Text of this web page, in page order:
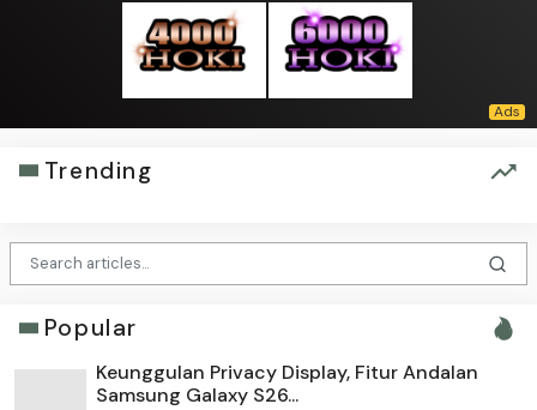
Trending
Popular
Keunggulan Privacy Display, Fitur Andalan
Samsung Galaxy S26...